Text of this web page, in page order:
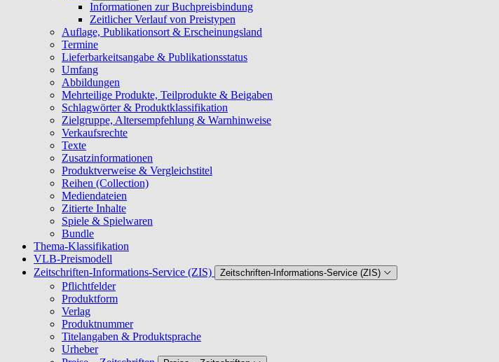
Informationen zur Buchpreisbindung
Zeitlicher Verlauf von Preistypen
Auflage, Publikationsort & Erscheinungsland
Termine
Lieferbarkeitsangabe & Publikationsstatus
Umfang
Abbildungen
Mehrteilige Produkte, Teilprodukte & Beigaben
Schlagwörter & Produktklassifikation
Zielgruppe, Altersempfehlung & Warnhinweise
Verkaufsrechte
Texte
Zusatzinformationen
Produktverweise & Vergleichstitel
Reihen (Collection)
Mediendateien
Zitierte Inhalte
Spiele & Spielwaren
Bundle
Thema-Klassifikation
VLB-Preismodell
Zeitschriften-Informations-Service (ZIS)
Zeitschriften-Informations-Service (ZIS)
Pflichtfelder
Produktform
Verlag
Produktnummer
Titelangaben & Produktsprache
Urheber